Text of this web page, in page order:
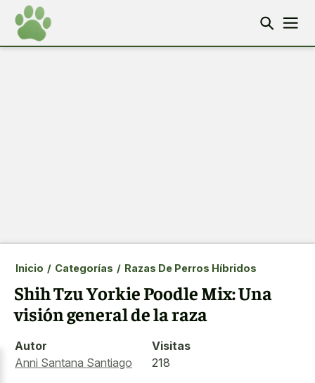
Inicio / Categorías / Razas De Perros Híbridos
Shih Tzu Yorkie Poodle Mix: Una
visión general de la raza
Autor
Anni Santana Santiago
Visitas
218